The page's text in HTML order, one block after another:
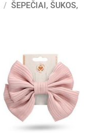
/ ŠEPEČIAI, ŠUKOS,